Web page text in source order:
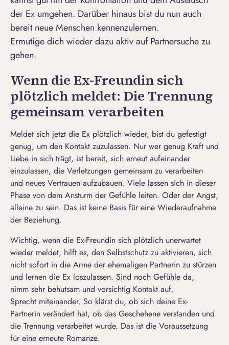
der Ex umgehen. Darüber hinaus bist du nun auch
bereit neue Menschen kennenzulernen.
Ermutige dich wieder dazu aktiv auf Partnersuche zu
gehen.
Wenn die Ex-Freundin sich
plötzlich meldet: Die Trennung
gemeinsam verarbeiten
Meldet sich jetzt die Ex plötzlich wieder, bist du gefestigt
genug, um den Kontakt zuzulassen. Nur wer genug Kraft und
Liebe in sich trägt, ist bereit, sich erneut aufeinander
einzulassen, die Verletzungen gemeinsam zu verarbeiten
und neues Vertrauen aufzubauen. Viele lassen sich in dieser
Phase von dem Ansturm der Gefühle leiten. Oder der Angst,
alleine zu sein. Das ist keine Basis für eine Wiederaufnahme
der Beziehung.
Wichtig, wenn die Ex-Freundin sich plötzlich unerwartet
wieder meldet, hilft es, den Selbstschutz zu aktivieren, sich
nicht sofort in die Arme der ehemaligen Partnerin zu stürzen
und lernen die Ex loszulassen. Sind noch Gefühle da,
nimm sehr behutsam und vorsichtig Kontakt auf.
Sprecht miteinander. So klärst du, ob sich deine Ex-
Partnerin verändert hat, ob das Geschehene verstanden und
die Trennung verarbeitet wurde. Das ist die Voraussetzung
für eine erneute Romanze.